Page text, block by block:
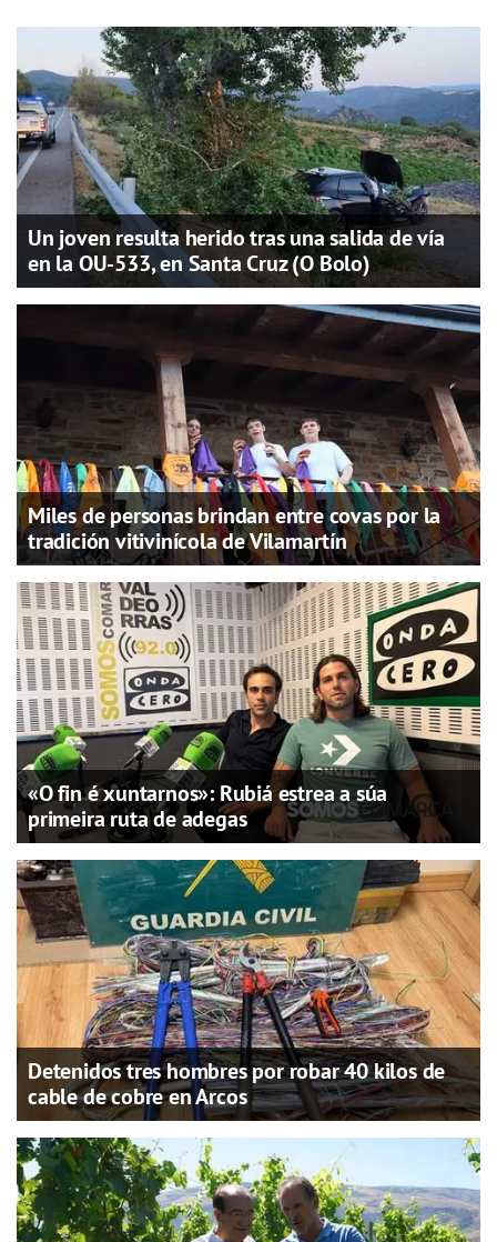
Un joven resulta herido tras una salida de vía
en la OU-533, en Santa Cruz (O Bolo)
Miles de personas brindan entre covas por la
tradición vitivinícola de Vilamartín
«O fin é xuntarnos»: Rubiá estrea a súa
primeira ruta de adegas
Detenidos tres hombres por robar 40 kilos de
cable de cobre en Arcos